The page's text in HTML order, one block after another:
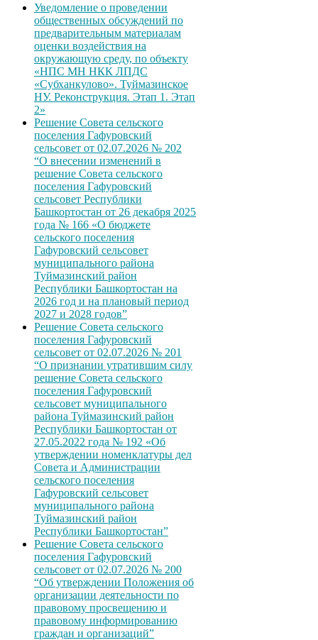
Уведомление о проведении
общественных обсуждений по
предварительным материалам
оценки воздействия на
окружающую среду, по объекту
«НПС МН НКК ЛПДС
«Субханкулово». Туймазинское
НУ. Реконструкция. Этап 1. Этап
2»
Решение Совета сельского
поселения Гафуровский
сельсовет от 02.07.2026 № 202
“О внесении изменений в
решение Совета сельского
поселения Гафуровский
сельсовет Республики
Башкортостан от 26 декабря 2025
года № 166 «О бюджете
сельского поселения
Гафуровский сельсовет
муниципального района
Туймазинский район
Республики Башкортостан на
2026 год и на плановый период
2027 и 2028 годов”
Решение Совета сельского
поселения Гафуровский
сельсовет от 02.07.2026 № 201
“О признании утратившим силу
решение Совета сельского
поселения Гафуровский
сельсовет муниципального
района Туймазинский район
Республики Башкортостан от
27.05.2022 года № 192 «Об
утверждении номенклатуры дел
Совета и Администрации
сельского поселения
Гафуровский сельсовет
муниципального района
Туймазинский район
Республики Башкортостан”
Решение Совета сельского
поселения Гафуровский
сельсовет от 02.07.2026 № 200
“Об утверждении Положения об
организации деятельности по
правовому просвещению и
правовому информированию
граждан и организаций”